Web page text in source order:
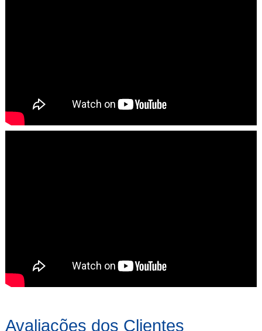
Avaliações dos Clientes